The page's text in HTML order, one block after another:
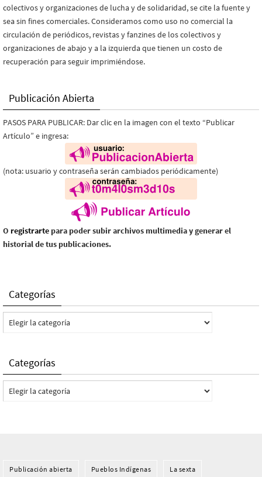
colectivos y organizaciones de lucha y de solidaridad, se cite la fuente y
sea sin fines comerciales. Consideramos como uso no comercial la
circulación de periódicos, revistas y fanzines de los colectivos y
organizaciones de abajo y a la izquierda que tienen un costo de
recuperación para seguir imprimiéndose.
Publicación Abierta
PASOS PARA PUBLICAR: Dar clic en la imagen con el texto “Publicar
Artículo” e ingresa:
(nota: usuario y contraseña serán cambiados periódicamente)
O registrarte para poder subir archivos multimedia y generar el
historial de tus publicaciones.
Categorías
Categorías
Categorías
Categorías
Publicación abierta Pueblos Indí­genas La sexta